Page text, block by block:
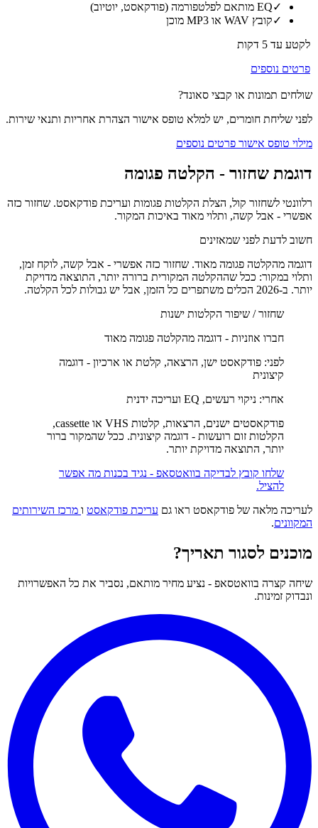
✓EQ מותאם לפלטפורמה (פודקאסט, יוטיוב)
✓קובץ WAV או MP3 מוכן
לקטע עד 5 דקות
פרטים נוספים
שולחים תמונות או קבצי סאונד?
לפני שליחת חומרים, יש למלא טופס אישור הצהרת אחריות ותנאי שירות.
מילוי טופס אישור פרטים נוספים
דוגמת שחזור - הקלטה פגומה
רלוונטי לשחזור קול, הצלת הקלטות פגומות ועריכת פודקאסט. שחזור כזה
אפשרי - אבל קשה, ותלוי מאוד באיכות המקור.
חשוב לדעת לפני שמאזינים
דוגמה מהקלטה פגומה מאוד. שחזור כזה אפשרי - אבל קשה, לוקח זמן,
ותלוי במקור: ככל שההקלטה המקורית ברורה יותר, התוצאה מדויקת
יותר. ב-2026 הכלים משתפרים כל הזמן, אבל יש גבולות לכל הקלטה.
שחזור / שיפור הקלטות ישנות
חברו אוזניות - דוגמה מהקלטה פגומה מאוד
לפני: פודקאסט ישן, הרצאה, קלטת או ארכיון - דוגמה
קיצונית
אחרי: ניקוי רעשים, EQ ועריכה ידנית
פודקאסטים ישנים, הרצאות, קלטות VHS או cassette,
הקלטות זום רועשות - דוגמה קיצונית. ככל שהמקור ברור
יותר, התוצאה מדויקת יותר.
שלחו קובץ לבדיקה בוואטסאפ - נגיד בכנות מה אפשר
להציל.
לעריכה מלאה של פודקאסט ראו גם עריכת פודקאסט ו מרכז השירותים
המקוונים.
מוכנים לסגור תאריך?
שיחה קצרה בוואטסאפ - נציע מחיר מותאם, נסביר את כל האפשרויות
ונבדוק זמינות.